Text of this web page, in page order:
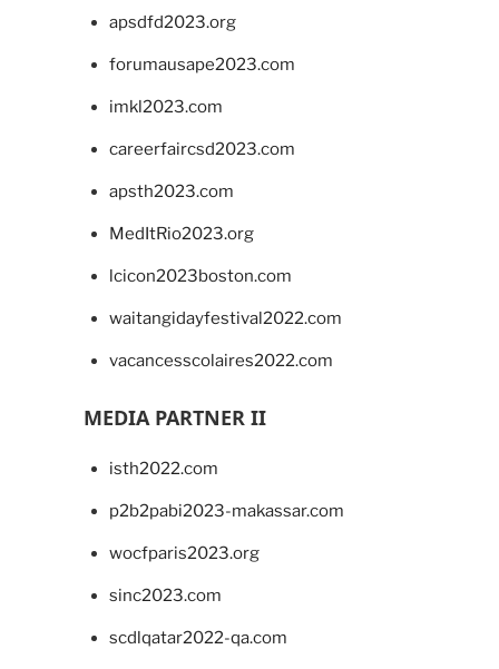
apsdfd2023.org
forumausape2023.com
imkl2023.com
careerfaircsd2023.com
apsth2023.com
MedItRio2023.org
lcicon2023boston.com
waitangidayfestival2022.com
vacancesscolaires2022.com
MEDIA PARTNER II
isth2022.com
p2b2pabi2023-makassar.com
wocfparis2023.org
sinc2023.com
scdlqatar2022-qa.com